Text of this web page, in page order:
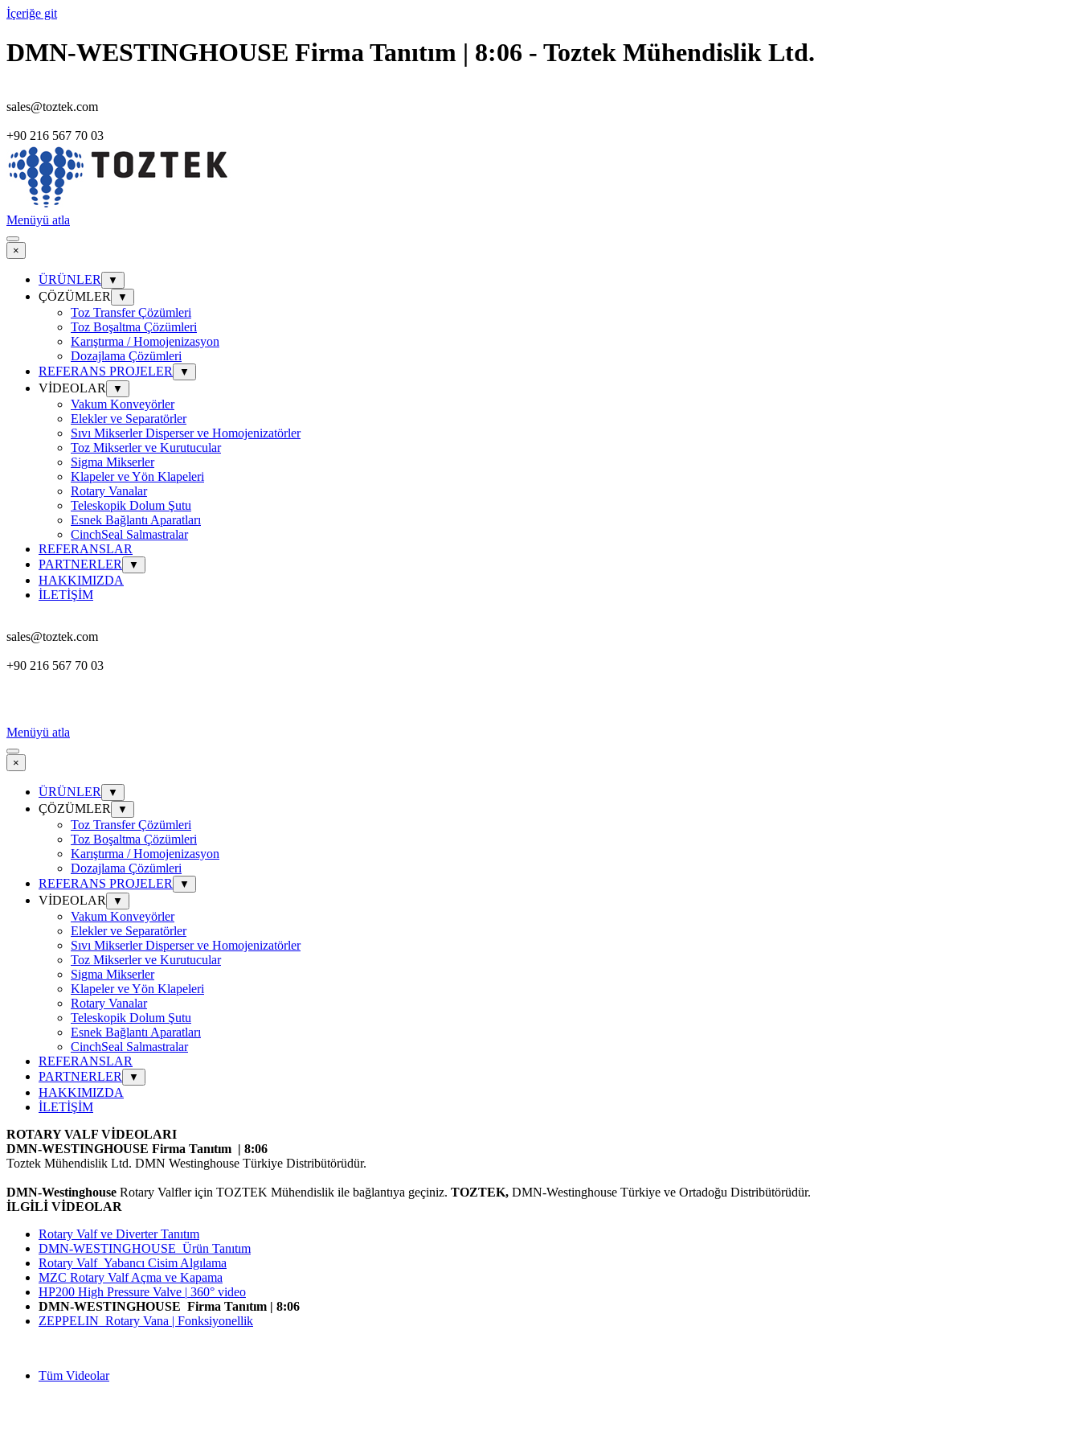
İçeriğe git
DMN-WESTINGHOUSE Firma Tanıtım | 8:06 - Toztek Mühendislik Ltd.
sales@toztek.com
+90 216 567 70 03
Menüyü atla
×
ÜRÜNLER ▼
ÇÖZÜMLER ▼
Toz Transfer Çözümleri
Toz Boşaltma Çözümleri
Karıştırma / Homojenizasyon
Dozajlama Çözümleri
REFERANS PROJELER
▼
VİDEOLAR ▼
Vakum Konveyörler
Elekler ve Separatörler
Sıvı Mikserler Disperser ve Homojenizatörler
Toz Mikserler ve Kurutucular
Sigma Mikserler
Klapeler ve Yön Klapeleri
Rotary Vanalar
Teleskopik Dolum Şutu
Esnek Bağlantı Aparatları
CinchSeal Salmastralar
REFERANSLAR
PARTNERLER
▼
HAKKIMIZDA
İLETİŞİM
sales@toztek.com
+90 216 567 70 03
Menüyü atla
×
ÜRÜNLER ▼
ÇÖZÜMLER ▼
Toz Transfer Çözümleri
Toz Boşaltma Çözümleri
Karıştırma / Homojenizasyon
Dozajlama Çözümleri
REFERANS PROJELER
▼
VİDEOLAR ▼
Vakum Konveyörler
Elekler ve Separatörler
Sıvı Mikserler Disperser ve Homojenizatörler
Toz Mikserler ve Kurutucular
Sigma Mikserler
Klapeler ve Yön Klapeleri
Rotary Vanalar
Teleskopik Dolum Şutu
Esnek Bağlantı Aparatları
CinchSeal Salmastralar
REFERANSLAR
PARTNERLER
▼
HAKKIMIZDA
İLETİŞİM
ROTARY VALF VİDEOLARI
DMN-WESTINGHOUSE Firma Tanıtım | 8:06
Toztek Mühendislik Ltd. DMN Westinghouse Türkiye Distribütörüdür.
DMN-Westinghouse Rotary Valfler için TOZTEK Mühendislik ile bağlantıya geçiniz. TOZTEK, DMN-Westinghouse Türkiye ve Ortadoğu Distribütörüdür.
İLGİLİ VİDEOLAR
Rotary Valf ve Diverter Tanıtım
DMN-WESTINGHOUSE Ürün Tanıtım
Rotary Valf Yabancı Cisim Algılama
MZC Rotary Valf Açma ve Kapama
HP200 High Pressure Valve | 360° video
DMN-WESTINGHOUSE Firma Tanıtım | 8:06
ZEPPELIN Rotary Vana | Fonksiyonellik
Tüm Videolar